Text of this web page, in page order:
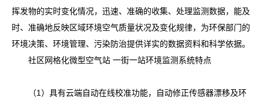
挥发物的实时变化情况，迅速、准确的收集、处理监测数据，能及
时、准确地反映区域环境空气质量状况及变化规律，为环保部门的
环境决策、环境管理、污染防治提供详实的数据资料和科学依据。
社区网格化微型空气站 一街一站环境监测系统特点
（1）具有云端自动在线校准功能，自动修正传感器漂移及环